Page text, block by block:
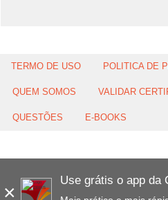
×
Use grátis o app da
TERMO DE USO POLITICA DE
QUEM SOMOS VALIDAR
QUESTÕES E-BOOKS